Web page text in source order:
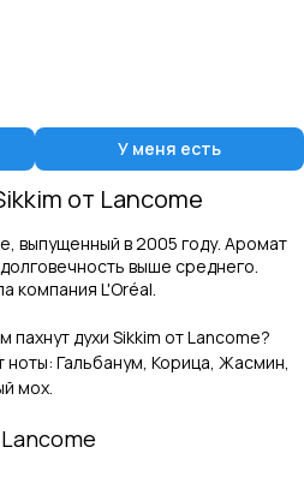
У меня есть
от Lancome
выпущенный в 2005 году. Аромат
выше среднего.
компания L'Oréal.
пахнут духи Sikkim отLancome?
ноты: Гальбанум, Корица, Жасмин,
мох.
Lancome